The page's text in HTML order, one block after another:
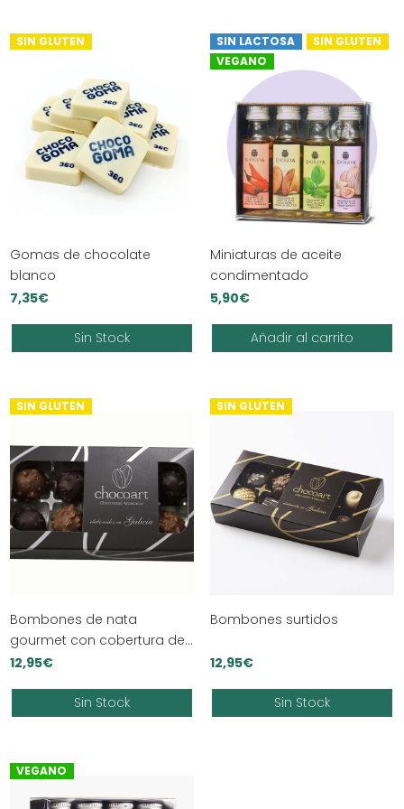
SIN GLUTEN
Gomas de chocolate
blanco
7,35€
Sin Stock
SIN LACTOSA
SIN GLUTEN
VEGANO
Miniaturas de aceite
condimentado
5,90€
Añadir al carrito
SIN GLUTEN
Bombones de nata
gourmet con cobertura de
chocolate o cobertura de
12,95€
Sin Stock
SIN GLUTEN
Bombones surtidos
12,95€
Sin Stock
VEGANO